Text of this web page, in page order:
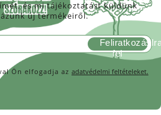
és mi tájékoztatást küldünk
új termékeiről.
Ön elfogadja az adatvédelmi feltételeket.
Feliratkozás